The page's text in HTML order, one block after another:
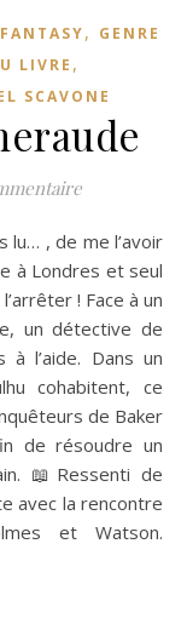
FANTASY, GENRE
LIVRE ,
SCAVONE
à Londres et seul
! Face à un
un détective de
l’aide. Dans un
cohabitent, ce
de Baker
de résoudre un
📖Ressenti de
avec la rencontre
et Watson.